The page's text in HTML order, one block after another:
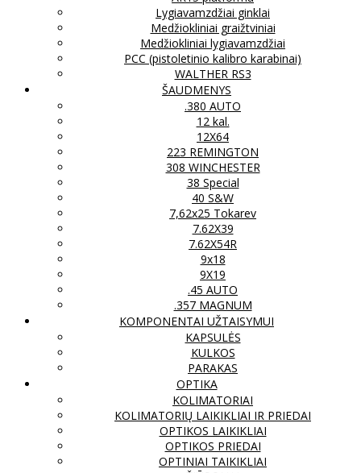
Lygiavamzdžiai ginklai
Medžiokliniai graižtviniai
Medžiokliniai lygiavamzdžiai
PCC (pistoletinio kalibro karabinai)
WALTHER RS3
ŠAUDMENYS
.380 AUTO
12 kal.
12X64
223 REMINGTON
308 WINCHESTER
38 Special
40 S&W
7,62x25 Tokarev
7.62X39
7.62X54R
9x18
9X19
.45 AUTO
.357 MAGNUM
KOMPONENTAI UŽTAISYMUI
KAPSULĖS
KULKOS
PARAKAS
OPTIKA
KOLIMATORIAI
KOLIMATORIŲ LAIKIKLIAI IR PRIEDAI
OPTIKOS LAIKIKLIAI
OPTIKOS PRIEDAI
OPTINIAI TAIKIKLIAI